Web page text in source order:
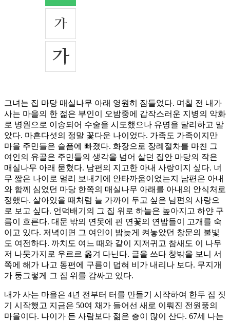
그녀는 집 마당 매실나무 아래 영원히 잠들었다. 며칠 전 내가
사는 마을의 한 젊은 부인이 오밤중에 갑작스러운 지병의 악화
로 병원으로 이송되어 수술을 시도했으나 유명을 달리하고 말
았다. 마흔다섯의 정말 꽃다운 나이었다. 가족도 가족이지만
마을 주민들은 슬픔에 빠졌다. 화장으로 장례절차를 마친 그
여인의 유골은 주민들의 생각을 넘어 살던 집안 마당의 작은
매실나무 아래 묻혔다. 남편의 지고한 아내 사랑이지 싶다. 너
무 짧은 나이로 멀리 보내기에 안타까움이었는지 남편은 아내
와 함께 심었던 마당 한쪽의 매실나무 아래를 아내의 안식처로
정했다. 살아있을 때처럼 늘 가까이 두고 싶은 남편의 사랑으
로 보고 싶다. 언덕배기의 그 집 위로 하늘은 높아지고 하얀 구
름이 흐른다. 대문 밖의 연못에 핀 연꽃의 연밥들이 고개를 숙
이고 있다. 저녁이면 그 여인이 밤늦게 켜놓았던 창문의 불빛
도 여전하다. 까치도 여느 때와 같이 지저귀고 참새도 이 나무
저 나뭇가지로 우르르 옮겨 다닌다. 글을 쓰다 창밖을 보니 서
쪽에 해가 나고 동편에 구름이 덥혀 비가 내리나 보다. 무지개
가 둥그렇게 그 집 위를 감싸고 있다.
내가 사는 마을은 4년 전부터 터를 만들기 시작하여 한두 집 짓
기 시작했고 지금은 50여 채가 들어선 새로 이뤄진 전원풍의
마을이다. 나이가 든 사람보다 젊은 층이 많이 산다. 67세 나는